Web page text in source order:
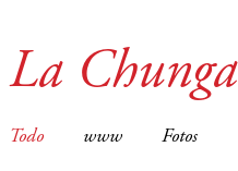
La Chunga
Todo www Fotos